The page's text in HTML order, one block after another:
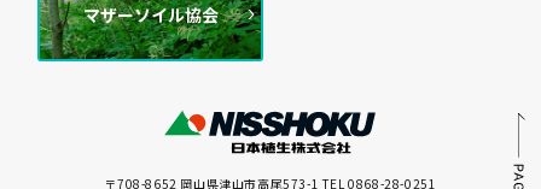
マザーソイル協会
〒708-8652 岡山県津山市高尾573-1 TEL 0868-28-0251